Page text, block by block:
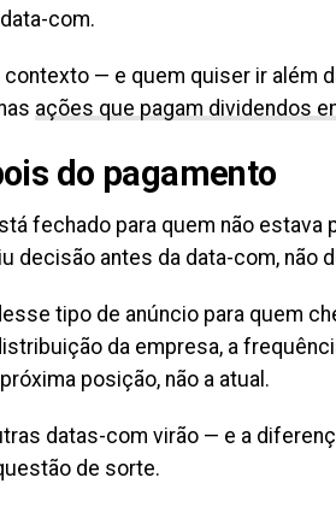
com.
— e quem quiser ir além
ações que pagam dividendos
do pagamento
fechado para quem não
decisão antes da data-com, não
tipo de anúncio para quem
da empresa, a
posição, não a atual.
datas-com virão — e a
de sorte.